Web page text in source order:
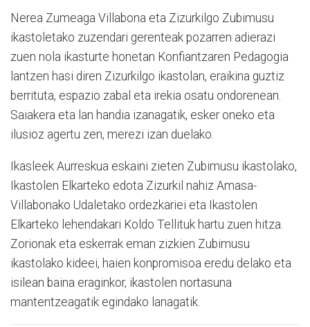
Nerea Zumeaga Villabona eta Zizurkilgo Zubimusu
ikastoletako zuzendari gerenteak pozarren adierazi
zuen nola ikasturte honetan Konfiantzaren Pedagogia
lantzen hasi diren Zizurkilgo ikastolan, eraikina guztiz
berrituta, espazio zabal eta irekia osatu ondorenean.
Saiakera eta lan handia izanagatik, esker oneko eta
ilusioz agertu zen, merezi izan duelako.
Ikasleek Aurreskua eskaini zieten Zubimusu ikastolako,
Ikastolen Elkarteko edota Zizurkil nahiz Amasa-
Villabonako Udaletako ordezkariei eta Ikastolen
Elkarteko lehendakari Koldo Tellituk hartu zuen hitza.
Zorionak eta eskerrak eman zizkien Zubimusu
ikastolako kideei, haien konpromisoa eredu delako eta
isilean baina eraginkor, ikastolen nortasuna
mantentzeagatik egindako lanagatik.